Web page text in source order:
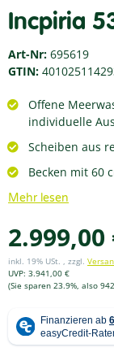
Incpiria
Art-Nr: 695619
GTIN:
Offene
individuelle
Scheiben aus
Becken mit 60
Mehr lesen
2.999,00
inkl. 19% USt. , zzgl.
UVP: 3.941,00 €
(Sie sparen 23.9%, also